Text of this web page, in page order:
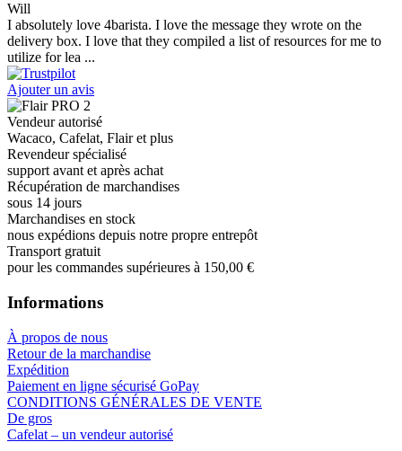
Will
I absolutely love 4barista. I love the message they wrote on the
delivery box. I love that they compiled a list of resources for me to
utilize for lea ...
Ajouter un avis
Vendeur autorisé
Wacaco, Cafelat, Flair et plus
Revendeur spécialisé
support avant et après achat
Récupération de marchandises
sous 14 jours
Marchandises en stock
nous expédions depuis notre propre entrepôt
Transport gratuit
pour les commandes supérieures à 150,00 €
Informations
À propos de nous
Retour de la marchandise
Expédition
Paiement en ligne sécurisé GoPay
CONDITIONS GÉNÉRALES DE VENTE
De gros
Cafelat – un vendeur autorisé